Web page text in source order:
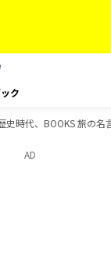
ク
代、BOOKS 旅の名
AD